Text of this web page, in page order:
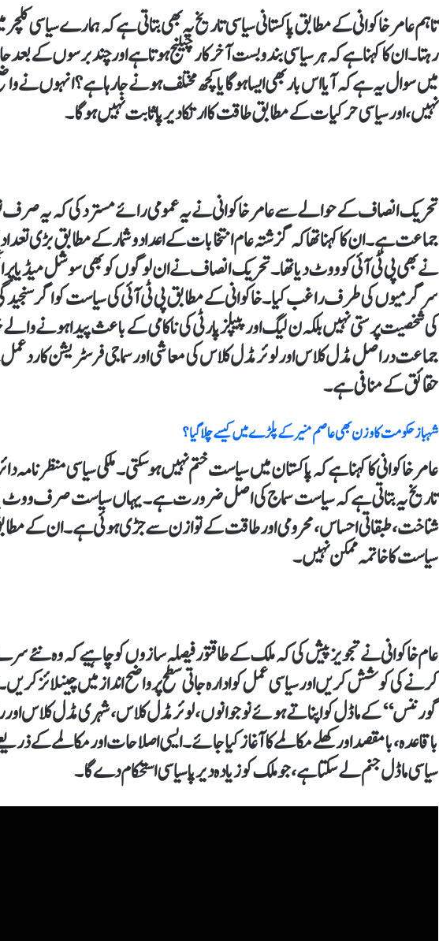
تاہم عامر خاکوانی کے مطابق پاکستانی سیاسی تاریخ یہ بھی بتاتی ہے کہ ہمارے سیاسی کلچر
رہتا۔ ان کا کہنا ہے کہ ہر سیاسی بندوبست آخرکار چیلنج ہوتا ہے اور چند برسوں کے
میں سوال یہ ہے کہ آیا اس بار بھی ایسا ہوگا یا کچھ مختلف ہونے جا رہا ہے؟ انہوں
نہیں، اور سیاسی حرکیات کے مطابق طاقت کا ارتکا دیرپا ثابت نہیں ہو گا۔
تحریک انصاف کے حوالے سے عامر خاکوانی نے یہ عمومی رائے مسترد کی کہ یہ صرف
جماعت ہے۔ ان کا کہنا تھا کہ گزشتہ عام انتخابات کے اعداد و شمار کے مطابق بڑی
نے بھی پی ٹی آئی کو ووٹ دیا تھا۔ تحریک انصاف نے ان لوگوں کو بھی سوشل میڈیا پر
سرگرمیوں کی طرف راغب کیا۔ خاکوانی کے مطابق پی ٹی آئی کی سیاست کو اگر
کی شخصیت پرستی نہیں بلکہ ن لیگ اور پیپلز پارٹی کی ناکامی کے باعث پیدا ہونے
جماعت دراصل مڈل کلاس اور لوئر مڈل کلاس کی معاشی اور سماجی فرسٹریشن کا
حقائق کے منافی ہے۔
شہباز حکومت کا وزن بھی عاصم منیر کے پلڑے میں کیسے چلا گیا؟
عامر خاکوانی کا کہنا ہے کہ پاکستان میں سیاست ختم نہیں ہو سکتی۔ ملکی سیاسی منظر
تاریخ یہ بتاتی ہے کہ سیاست سماج کی اصل ضرورت ہے۔ یہاں سیاست صرف ووٹ یا
شناخت، طبقاتی احساس، محرومی اور طاقت کے توازن سے جڑی ہوئی ہے۔ ان کے
سیاست کا خاتمہ ممکن نہیں۔
عام خاکوانی نے تجویز پیش کی کہ ملک کے طاقتور فیصلہ سازوں کو چاہیے کہ وہ نئے
کرنے کی کوشش کریں اور سیاسی عمل کو ادارہ جاتی سطح پر واضح انداز میں چینلائز
گورننس‘‘ کے ماڈل کو اپناتے ہوئے نوجوانوں، لوئر مڈل کلاس، شہری مڈل کلاس
باقاعدہ، بامقصد اور کھلے مکالمے کا آغاز کیا جائے۔ ایسی اصلاحات اور مکالمے کے
سیاسی ماڈل جنم لے سکتا ہے، جو ملک کو زیادہ دیرپا سیاسی استحکام دے گا۔